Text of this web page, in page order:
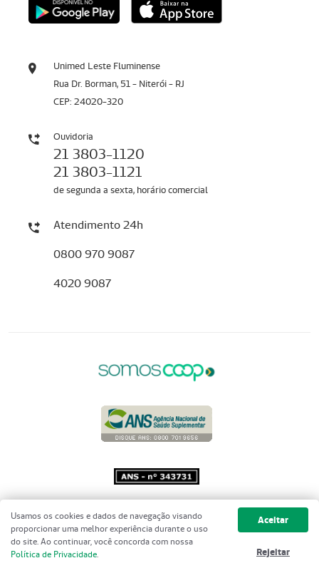
Unimed Leste Fluminense
Rua Dr. Borman, 51 - Niterói - RJ
CEP: 24020-320
Ouvidoria
21 3803-1120
21 3803-1121
de segunda a sexta, horário comercial
Atendimento 24h
0800 970 9087
4020 9087
Copyright 2001 - 2026 Unimed do
Brasil - Todos os direitos reservados
Usamos os cookies e dados de navegação visando
proporcionar uma melhor experiência durante o uso
do site. Ao continuar, você concorda com nossa
Política de Privacidade.
Aceitar
Rejeitar